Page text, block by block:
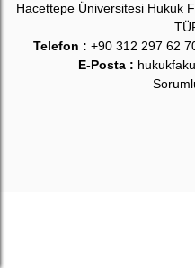
Hacettepe Üniversitesi Hukuk
Telefon : +90 312 297 62
E-Posta :